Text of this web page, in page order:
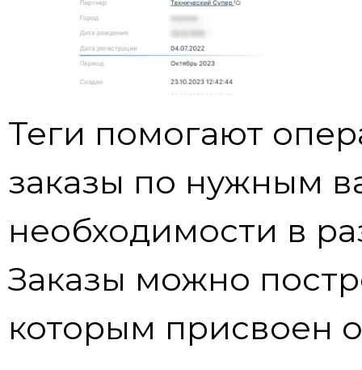
Теги помогают
заказы по нужным
необходимости в
Заказы можно
которым присвоен